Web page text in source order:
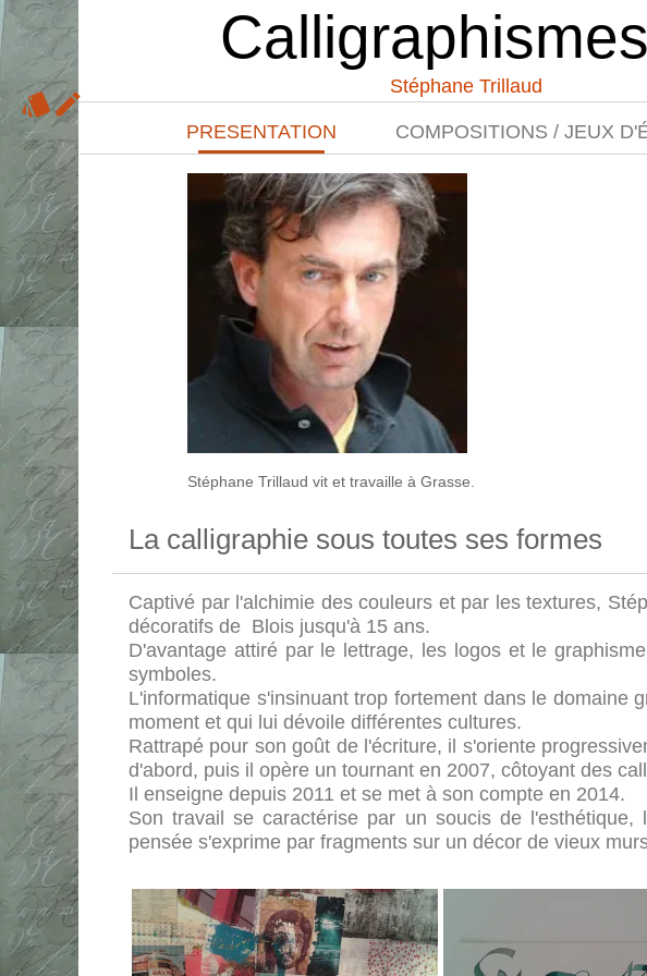
PRESENTATION COMPOSITIONS / JEUX
Calligraphismes
Stéphane Trillaud
stylemode_edit
Stéphane Trillaud vit et travaille à Grasse.
La calligraphie sous toutes ses formes
Captivé par l'alchimie des couleurs et par les textures,
décoratifs de Blois jusqu'à 15 ans.
D'avantage attiré par le lettrage, les logos et le
symboles.
L'informatique s'insinuant trop fortement dans le domaine
moment et qui lui dévoile différentes cultures.
Rattrapé pour son goût de l'écriture, il s'oriente
d'abord, puis il opère un tournant en 2007, côtoyant des
Il enseigne depuis 2011 et se met à son compte en 2014.
Son travail se caractérise par un soucis de
pensée s'exprime par fragments sur un décor de vieux